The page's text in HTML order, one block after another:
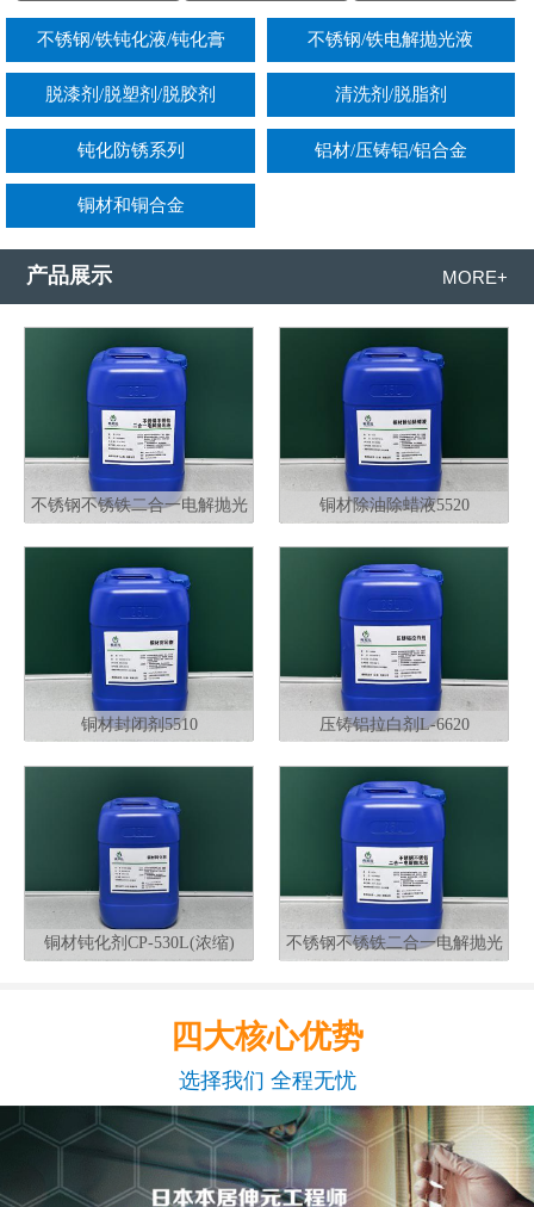
不锈钢/铁钝化液/钝化膏 不锈钢/铁电解抛光液
脱漆剂/脱塑剂/脱胶剂 清洗剂/脱脂剂
钝化防锈系列 铝材/压铸铝/铝合金
铜材和铜合金
产品展示 MORE+
不锈钢不锈铁二合一电解抛光
铜材除油除蜡液5520
铜材封闭剂5510 压铸铝拉白剂L-6620
铜材钝化剂CP-530L(浓缩)
不锈钢不锈铁二合一电解抛光
四大核心优势
选择我们 全程无忧